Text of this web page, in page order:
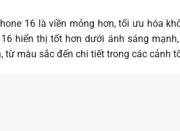
16 là viền mỏng hơn, tối ưu hóa
hiển thị tốt hơn dưới ánh sáng
từ màu sắc đến chi tiết trong các cảnh